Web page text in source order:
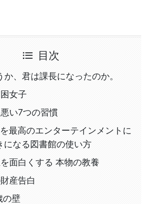
目次
か、君は課長になったのか。
女子
い7つの習慣
最高のエンターテインメントに
になる図書館の使い方
面白くする 本物の教養
産告白
の壁